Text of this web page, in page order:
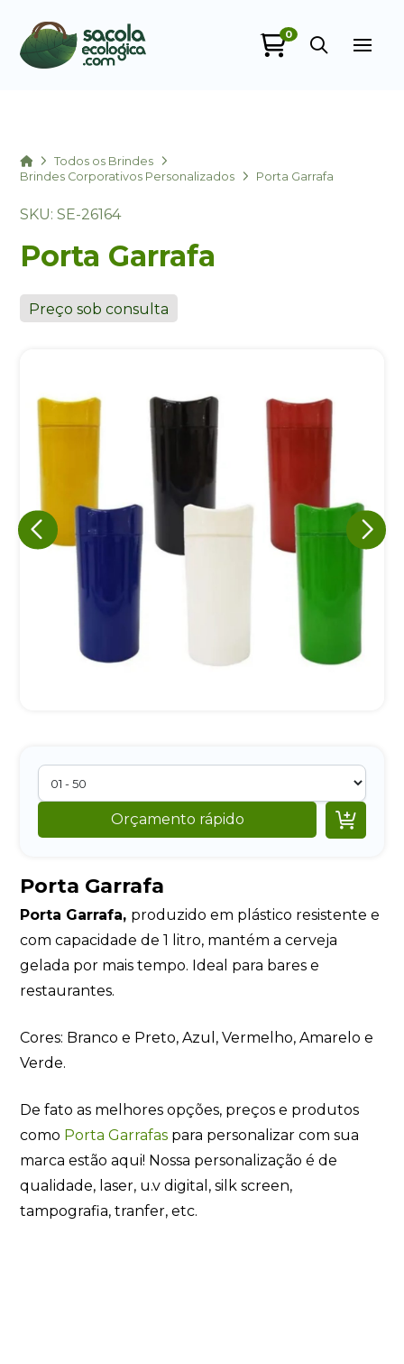
0
HomeTodos os Brindes
Brindes Corporativos Personalizados
Porta Garrafa
SKU: SE-26164
Porta Garrafa
Preço sob consulta
Orçamento rápido 
Porta Garrafa
Porta Garrafa, produzido em plástico resistente e
com capacidade de 1 litro, mantém a cerveja
gelada por mais tempo. Ideal para bares e
restaurantes.
Cores: Branco e Preto, Azul, Vermelho, Amarelo e
Verde.
De fato as melhores opções, preços e produtos
como Porta Garrafas para personalizar com sua
marca estão aqui! Nossa personalização é de
qualidade, laser, u.v digital, silk screen,
tampografia, tranfer, etc.
Eu concordo em receber comunicações.
A nossa empresa está comprometida a proteger e respeitar
sua privacidade, utilizaremos seus dados apenas para fins
de marketing. Você pode alterar suas preferências a
qualquer momento.